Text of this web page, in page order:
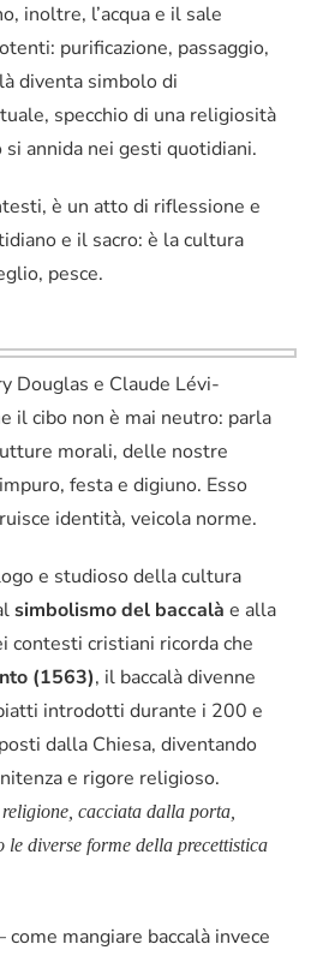
inoltre, l’acqua e il sale
purificazione, passaggio,
diventa simbolo di
specchio di una religiosità
annida nei gesti quotidiani.
è un atto di riflessione e
e il sacro: è la cultura
pesce.
Douglas e Claude Lévi-
il cibo non è mai neutro: parla
morali, delle nostre
festa e digiuno. Esso
identità, veicola norme.
e studioso della cultura
simbolismo del baccalà e alla
contesti cristiani ricorda che
(1563), il baccalà divenne
introdotti durante i 200 e
dalla Chiesa, diventando
e rigore religioso.
cacciata dalla porta,
diverse forme della precettistica
mangiare baccalà invece